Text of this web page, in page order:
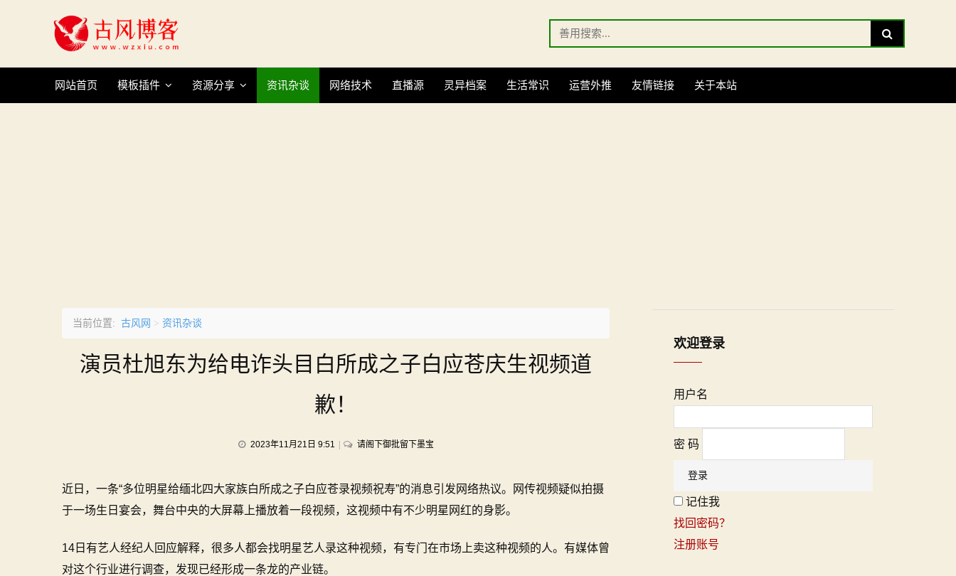
Search
for:
Search
网站首页 模板插件 资源分享 资讯杂谈 网络技术 直播源 灵异档案 生活常识 运营外推 友情链接 关于本站
当前位置: 古风网 > 资讯杂谈
演员杜旭东为给电诈头目白所成之子白应苍庆生视频道
歉！
2023年11月21日 9:51 请阁下御批留下墨宝on
杜
旭
给
近日，一条“多位明星给缅北四大家族白所成之子白应苍录视频祝寿”的消息引发网络热议。网传视频疑似拍摄
于一场生日宴会，舞台中央的大屏幕上播放着一段视频，这视频中有不少明星网红的身影。
14日有艺人经纪人回应解释，很多人都会找明星艺人录这种视频，有专门在市场上卖这种视频的人。有媒体曾
对这个行业进行调查，发现已经形成一条龙的产业链。
欢迎登录
用户名
密 码
记住我
找回密码？
注册账号